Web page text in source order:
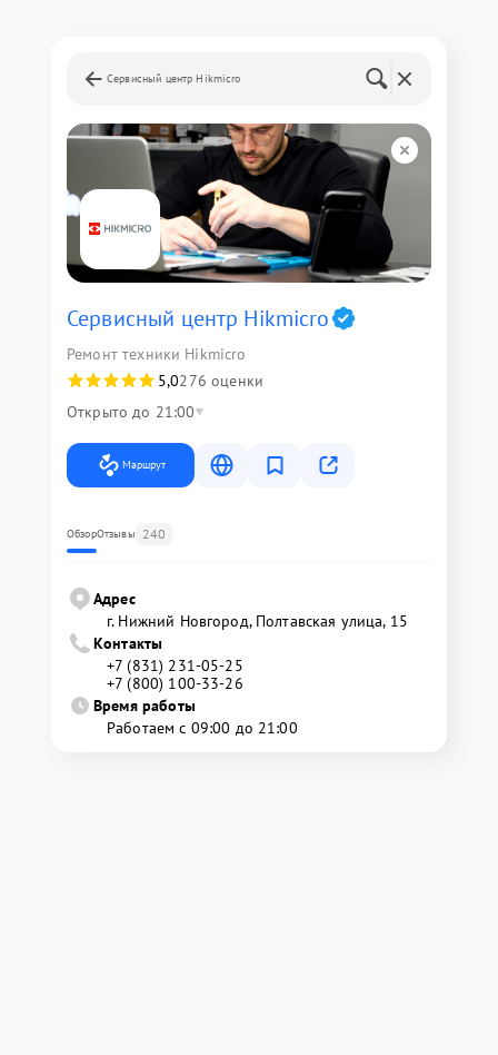
Сервисный центр Hikmicro
Сервисный центр Hikmicro
Ремонт техники Hikmicro
5,0276 оценки
Открыто до 21:00
Маршрут
ОбзорОтзывы 240
Адрес
г. Нижний Новгород, Полтавская улица, 15
Контакты
+7 (831) 231-05-25
+7 (800) 100-33-26
Время работы
Работаем с 09:00 до 21:00